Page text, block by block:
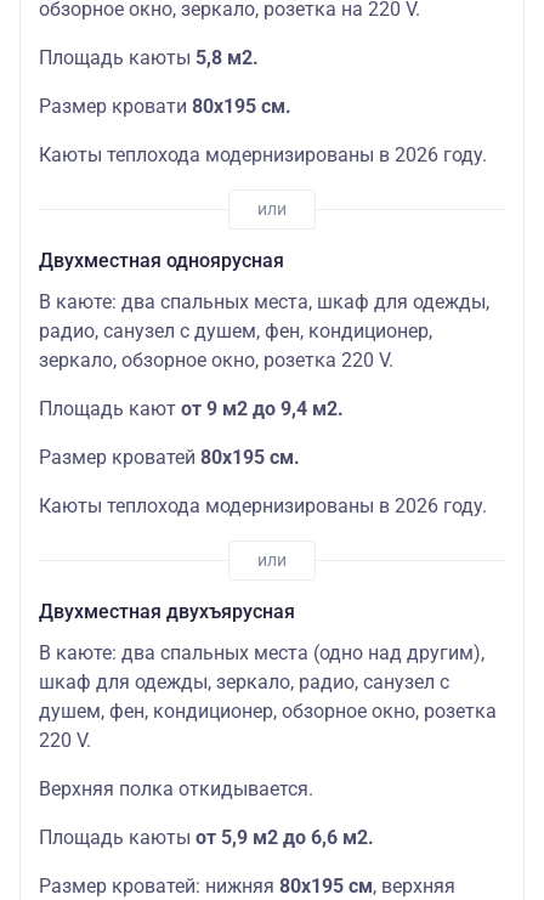
обзорное окно, зеркало, розетка на 220 V.
Площадь каюты 5,8 м2.
Размер кровати 80х195 см.
Каюты теплохода модернизированы в 2026 году.
Двухместная одноярусная
В каюте: два спальных места, шкаф для одежды,
радио, санузел с душем, фен, кондиционер,
зеркало, обзорное окно, розетка 220 V.
Площадь кают от 9 м2 до 9,4 м2.
Размер кроватей 80х195 см.
Каюты теплохода модернизированы в 2026 году.
Двухместная двухъярусная
В каюте: два спальных места (одно над другим),
шкаф для одежды, зеркало, радио, санузел с
душем, фен, кондиционер, обзорное окно, розетка
220 V.
Верхняя полка откидывается.
Площадь каюты от 5,9 м2 до 6,6 м2.
Размер кроватей: нижняя 80х195 см, верхняя